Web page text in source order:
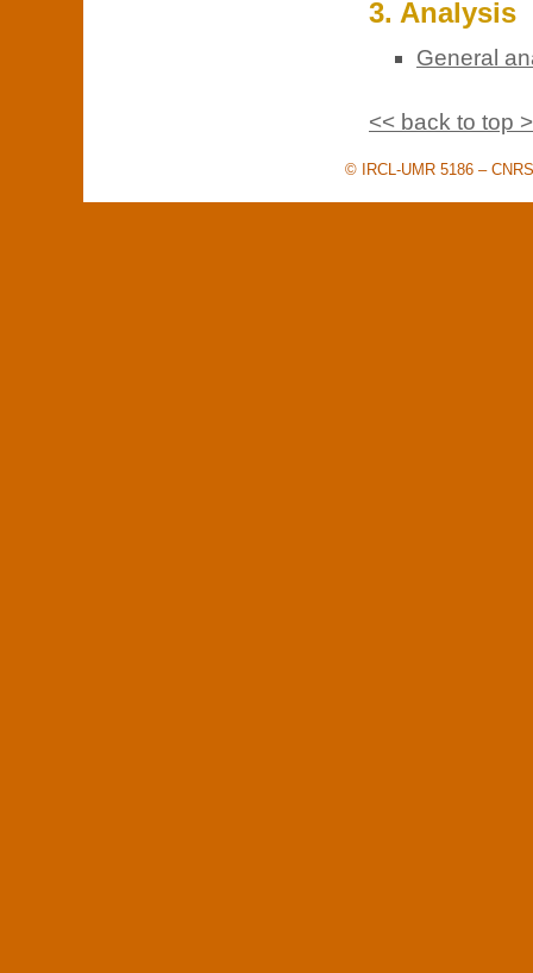
3. Analysis
General
<< back to top
© IRCL-UMR 5186 –